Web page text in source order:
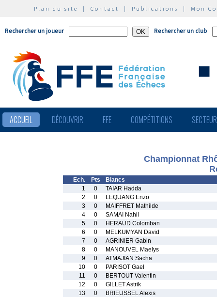
Plan du site | Contact | Publications | Mon
Rechercher un joueur Rechercher un club
ACCUEIL DÉCOUVRIR FFE COMPÉTITIONS
Championnat
Ech. Pts
Blancs
1
0
TAIAR Hadda
2
0
LEQUANG Enzo
3
0
MAIFFRET Mathilde
4
0
SAMAI Nahil
5
0
HERAUD Colomban
6
0
MELKUMYAN David
7
0
AGRINIER Gabin
8
0
MANOUVEL Maelys
9
0
ATMAJIAN Sacha
10
0
PARISOT Gael
11
0
BERTOUT Valentin
12
0
GILLET Astrik
13
0
BRIEUSSEL Alexis